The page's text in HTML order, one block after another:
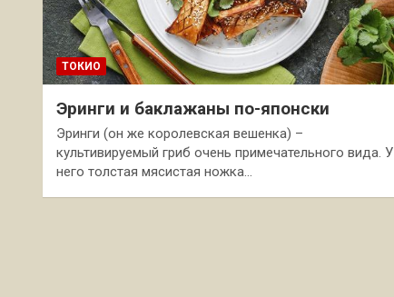
ТОКИО
Эринги и баклажаны по-японски
Эринги (он же королевская вешенка) –
культивируемый гриб очень примечательного вида. У
него толстая мясистая ножка…